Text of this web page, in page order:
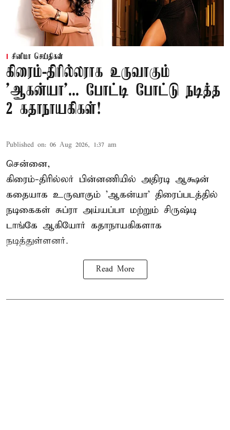
சினிமா செய்திகள்
கிரைம்-திரில்லராக உருவாகும்
'ஆகன்யா'... போட்டி போட்டு நடித்த
2 கதாநாயகிகள்!
Published on: 06 Aug 2026, 1:37 am
சென்னை,
கிரைம்-திரில்லர் பின்னணியில் அதிரடி ஆக்ஷன்
கதையாக உருவாகும் 'ஆகன்யா' திரைப்படத்தில்
நடிகைகள் சுப்ரா அய்யப்பா மற்றும் சிருஷ்டி
டாங்கே ஆகியோர் கதாநாயகிகளாக
நடித்துள்ளனர்.
Read More